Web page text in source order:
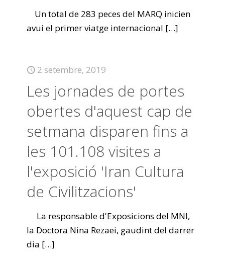
Un total de 283 peces del MARQ inicien
avui el primer viatge internacional […]
2 setembre, 2019
Les jornades de portes
obertes d'aquest cap de
setmana disparen fins a
les 101.108 visites a
l'exposició 'Iran Cultura
de Civilitzacions'
La responsable d'Exposicions del MNI,
la Doctora Nina Rezaei, gaudint del darrer
dia […]